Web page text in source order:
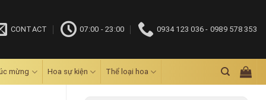
CONTACT 07:00 - 23:00 0934 123 036 - 0989 578 353
mừng Hoa sự kiện Thể loại hoa